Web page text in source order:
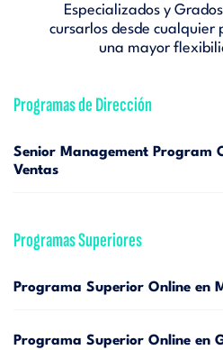
Especializados y
cursarlos desde cualquier
una mayor
Programas de Dirección
Senior Management Program
Ventas
Programas Superiores
Programa Superior Online en
Programa Superior Online en